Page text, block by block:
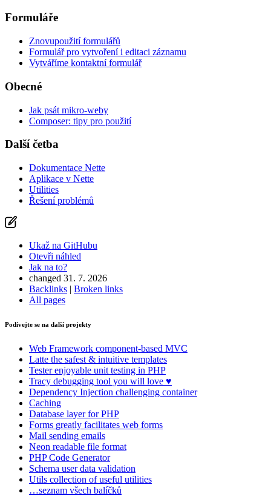
Formuláře
Znovupoužití formulářů
Formulář pro vytvoření i editaci záznamu
Vytváříme kontaktní formulář
Obecné
Jak psát mikro-weby
Composer: tipy pro použití
Další četba
Dokumentace Nette
Aplikace v Nette
Utilities
Řešení problémů
Ukaž na GitHubu
Otevři náhled
Jak na to?
changed 31. 7. 2026
Backlinks | Broken links
All pages
Podívejte se na další projekty
Web Framework component-based MVC
Latte the safest & intuitive templates
Testerenjoyable unit testing in PHP
Tracy debugging tool you will love ♥
Dependency Injection challenging container
Caching
Database layer for PHP
Forms greatly facilitates web forms
Mail sending emails
Neon readable file format
PHP Code Generator
Schema user data validation
Utils collection of useful utilities
…seznam všech balíčků